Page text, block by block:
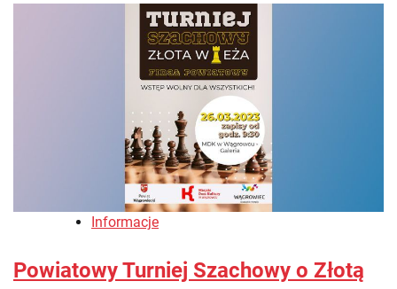
Informacje
Powiatowy Turniej Szachowy o Złotą